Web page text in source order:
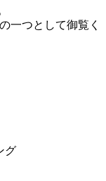
一つとして御覧く
グ